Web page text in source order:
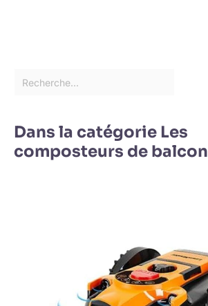
Dans la catégorie Les
composteurs de balcon